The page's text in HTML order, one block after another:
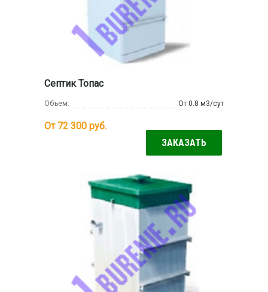
Септик Топас
Объем: От 0.8 м3/сут
От 72 300 руб.
ЗАКАЗАТЬ